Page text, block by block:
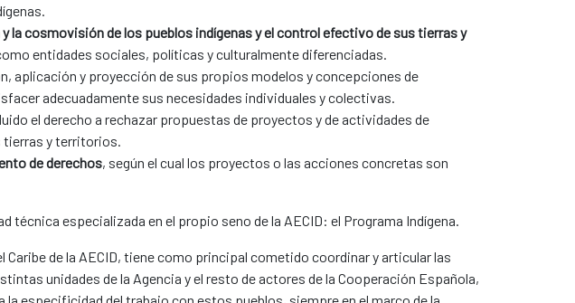
la cosmovisión de los pueblos indígenas y el control efectivo de sus tierras y
entidades sociales, políticas y culturalmente diferenciadas.​
aplicación y proyección de sus propios modelos y concepciones de
adecuadamente sus necesidades individuales y colectivas.
el derecho a rechazar propuestas de proyectos y de actividades de
y territorios.​
de derechos, según el cual los proyectos o las acciones concretas son
técnica especializada en el propio seno de la AECID: el Programa Indígena.
de la AECID, tiene como principal cometido coordinar y articular las
unidades de la Agencia y el resto de actores de la Cooperación Española,